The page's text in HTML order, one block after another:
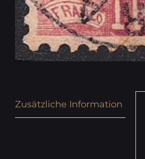
Zusätzliche Information